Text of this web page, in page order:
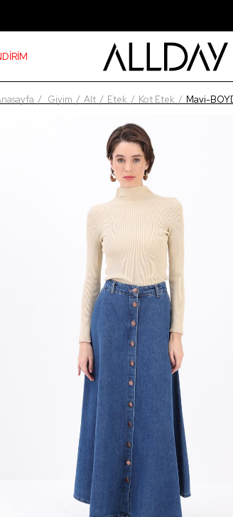
Giyim Alt Etek Kot Etek Mavi-